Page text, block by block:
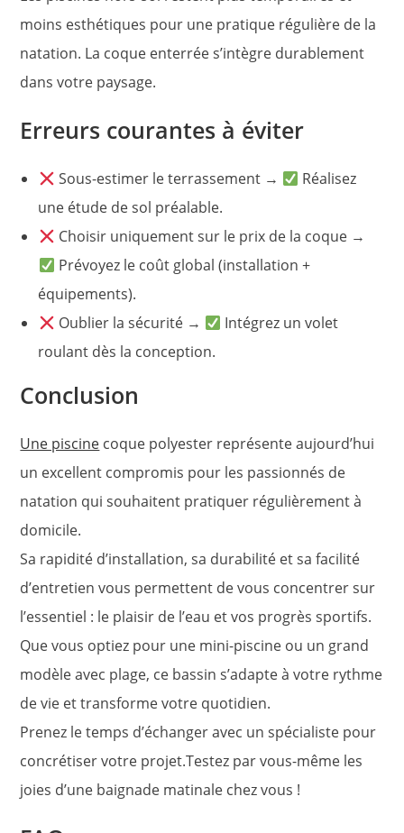
moins esthétiques pour une pratique régulière de la
natation. La coque enterrée s’intègre durablement
dans votre paysage.
Erreurs courantes à éviter
Sous-estimer le terrassement →
Réalisez
une étude de sol préalable.
Choisir uniquement sur le prix de la coque →
Prévoyez le coût global (installation +
équipements).
Oublier la sécurité →
Intégrez un volet
roulant dès la conception.
Conclusion
Une piscine coque polyester représente aujourd’hui
un excellent compromis pour les passionnés de
natation qui souhaitent pratiquer régulièrement à
domicile.
Sa rapidité d’installation, sa durabilité et sa facilité
d’entretien vous permettent de vous concentrer sur
l’essentiel : le plaisir de l’eau et vos progrès sportifs.
Que vous optiez pour une mini-piscine ou un grand
modèle avec plage, ce bassin s’adapte à votre rythme
de vie et transforme votre quotidien.
Prenez le temps d’échanger avec un spécialiste pour
concrétiser votre projet.Testez par vous-même les
joies d’une baignade matinale chez vous !